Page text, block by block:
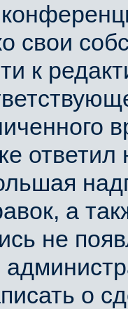
свои
к
а
не
о